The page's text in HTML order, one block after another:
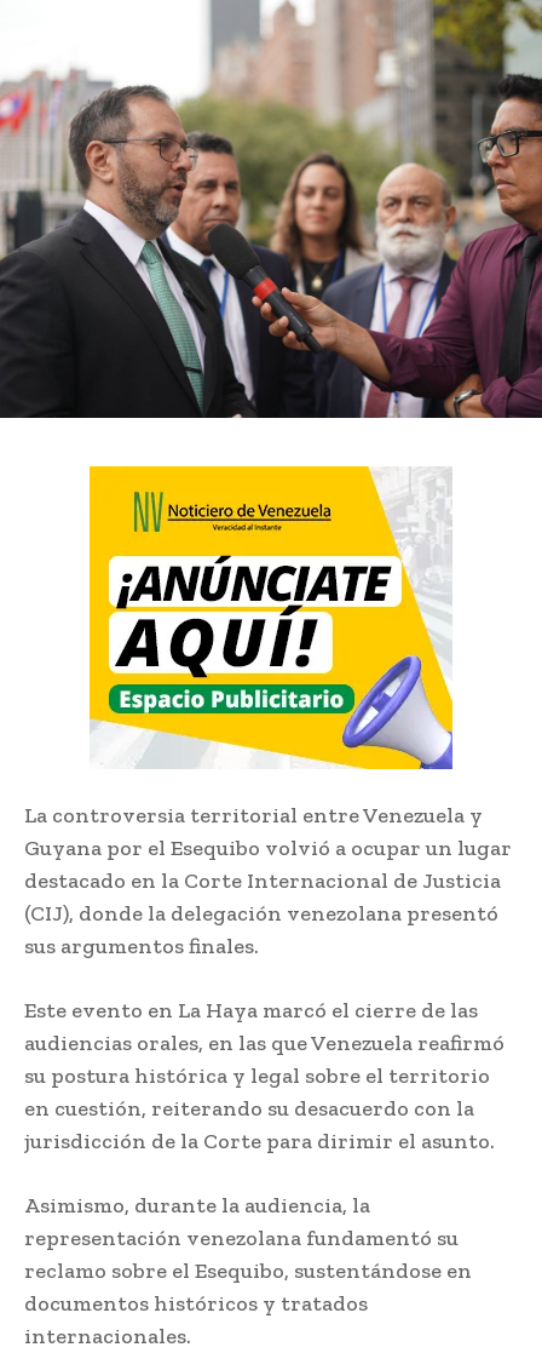
La controversia territorial entre Venezuela y
Guyana por el Esequibo volvió a ocupar un lugar
destacado en la Corte Internacional de Justicia
(CIJ), donde la delegación venezolana presentó
sus argumentos finales.
Este evento en La Haya marcó el cierre de las
audiencias orales, en las que Venezuela reafirmó
su postura histórica y legal sobre el territorio
en cuestión, reiterando su desacuerdo con la
jurisdicción de la Corte para dirimir el asunto.
Asimismo, durante la audiencia, la
representación venezolana fundamentó su
reclamo sobre el Esequibo, sustentándose en
documentos históricos y tratados
internacionales.